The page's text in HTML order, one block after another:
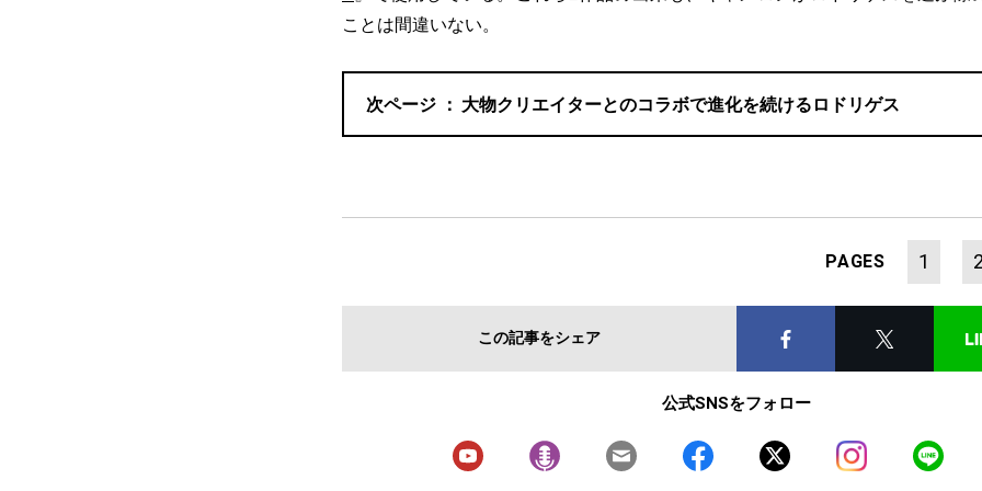
ことは間違いない。
大物クリエイターとのコラボで進化を続けるロドリゲス
PAGES 1 2
この記事をシェア
公式SNSをフォロー